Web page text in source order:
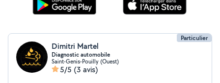
Particulier
Dimitri Martel
Diagnostic automobile
Saint-Genis-Pouilly (Ouest)
5/5 (3 avis)